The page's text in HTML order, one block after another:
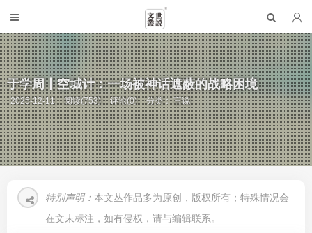
于学周丨空城计：一场被神话遮蔽的战略困境
2025-12-11 阅读(753) 评论(0) 分类：言说
特别声明： 本文丛作品多为原创，版权所有；特殊情况会
在文末标注，如有侵权，请与编辑联系。